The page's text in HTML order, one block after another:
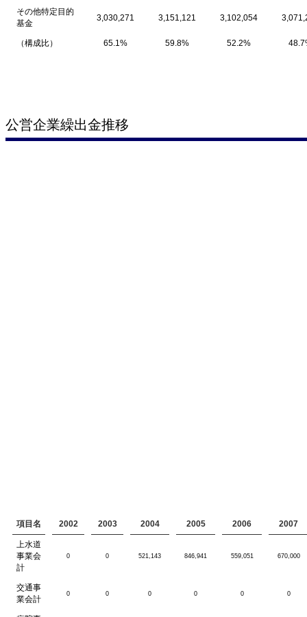
その他特定目的
基金
3,030,271 3,151,121 3,102,054
（構成比） 65.1% 59.8% 52.2%
公営企業繰出金推移
項目名 2002 2003 2004 2005 2006 2007
上水道
事業会
計
0 0 521,143 846,941 559,051 670,000
交通事
業会計
0 0 0 0 0 0